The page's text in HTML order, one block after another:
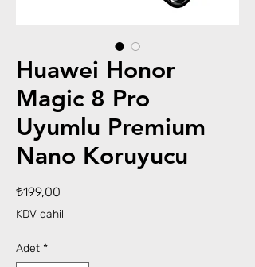
Huawei Honor
Magic 8 Pro
Uyumlu Premium
Nano Koruyucu
₺199,00
KDV dahil
Adet *